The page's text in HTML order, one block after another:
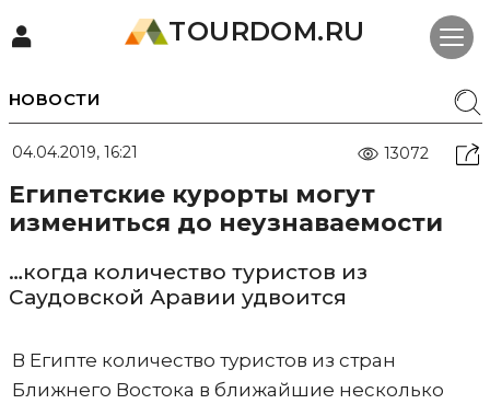
TOURDOM.RU
НОВОСТИ
04.04.2019, 16:21 13072
Египетские курорты могут
измениться до неузнаваемости
…когда количество туристов из
Саудовской Аравии удвоится
В Египте количество туристов из стран
Ближнего Востока в ближайшие несколько